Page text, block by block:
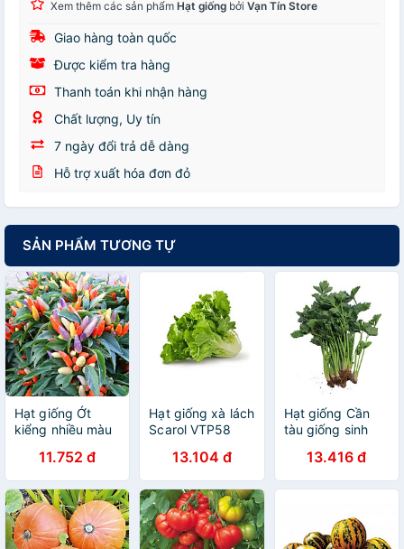
Xem thêm các sản phẩm Hạt giống bởi Vạn Tín Store
Giao hàng toàn quốc
Được kiểm tra hàng
Thanh toán khi nhận hàng
Chất lượng, Uy tín
7 ngày đổi trả dễ dàng
Hỗ trợ xuất hóa đơn đỏ
SẢN PHẨM TƯƠNG TỰ
Hạt giống Ớt
kiểng nhiều màu
VTP8011.752 đ
Hạt giống xà lách
Scarol VTP58
13.104 đ
Hạt giống Cần
tàu giống sinh
mầm tốt VTP30
13.416 đ